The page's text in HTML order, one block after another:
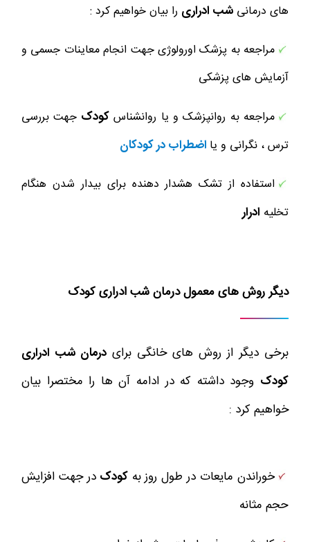
های درمانیشب ادراریرا بیان خواهیم کرد :
مراجعه به پزشک اورولوژی جهت انجام معاینات جسمی و
آزمایش های پزشکی
مراجعه به روانپزشک و یا روانشناسکودکجهت بررسی
ترس ، نگرانی و یا اضطراب در کودکان
استفاده از تشک هشدار دهنده برای بیدار شدن هنگام
تخلیهادرار
دیگر روش های معمول درمان شب ادراری کودک
برخی دیگر از روش های خانگی برایدرمان شب ادراری
کودکوجود داشته که در ادامه آن ها را مختصرا بیان
خواهیم کرد :
خوراندن مایعات در طول روز بهکودکدر جهت افزایش
حجم مثانه